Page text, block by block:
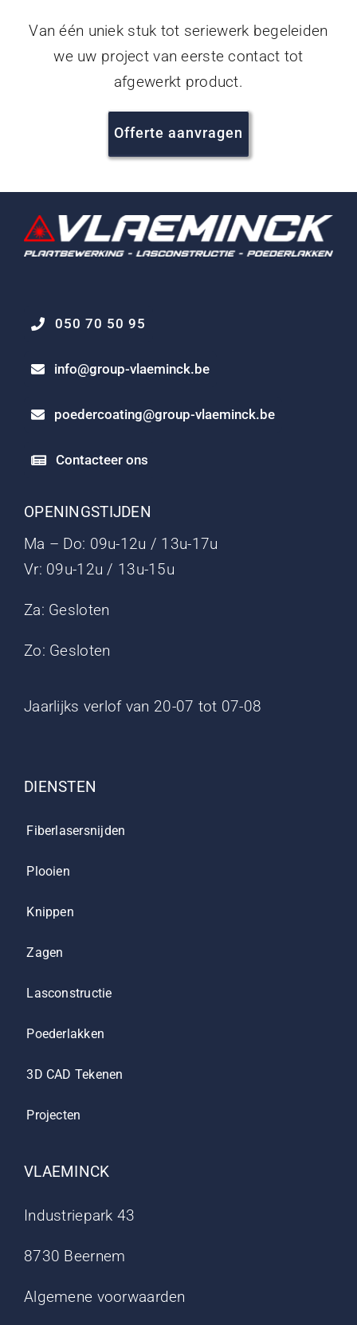
Van één uniek stuk tot seriewerk begeleiden
we uw project van eerste contact tot
afgewerkt product.
Offerte aanvragen
050 70 50 95
info@group-vlaeminck.be
poedercoating@group-vlaeminck.be
Contacteer ons
OPENINGSTIJDEN
Ma – Do: 09u-12u / 13u-17u
Vr: 09u-12u / 13u-15u
Za: Gesloten
Zo: Gesloten
Jaarlijks verlof van 20-07 tot 07-08
DIENSTEN
Fiberlasersnijden
Plooien
Knippen
Zagen
Lasconstructie
Poederlakken
3D CAD Tekenen
Projecten
VLAEMINCK
Industriepark 43
8730 Beernem
Algemene voorwaarden